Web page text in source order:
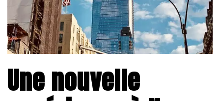
Une nouvelle